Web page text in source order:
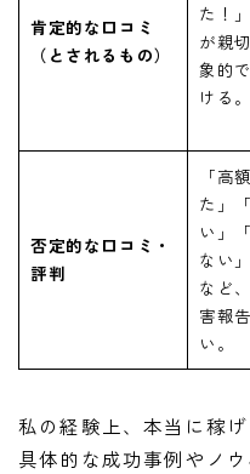
肯定的な口コミ
（とされるもの）
た！
が親
象的
ける。
否定的な口コミ・
評判
「高
た」
い」
ない
など
害報
い。
私の経験上、本当に稼
具体的な成功事例やノ